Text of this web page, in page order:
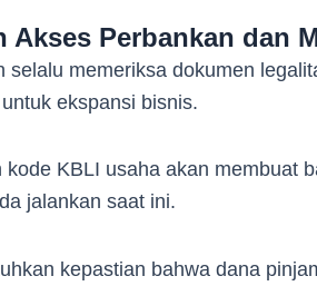
Akses Perbankan dan
selalu memeriksa dokumen
ekspansi bisnis.
kode KBLI usaha akan membuat
jalankan saat ini.
kepastian bahwa dana